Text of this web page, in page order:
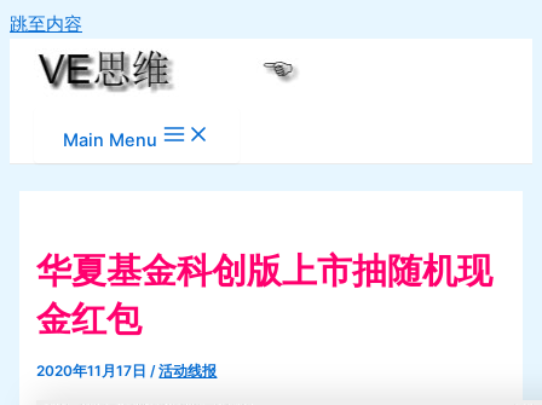
跳至内容
Main Menu
华夏基金科创版上市抽随机现
金红包
2020年11月17日/活动线报